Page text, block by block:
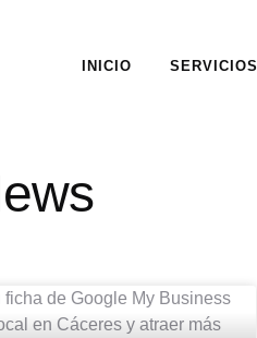
INICIO SERVICIOS